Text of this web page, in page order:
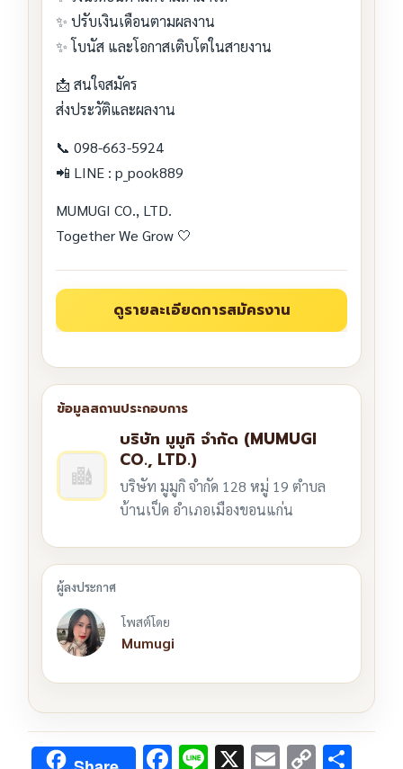
✨ ปรับเงินเดือนตามผลงาน
✨ โบนัส และโอกาสเติบโตในสายงาน
📩 สนใจสมัคร
ส่งประวัติและผลงาน
📞 098-663-5924
📲 LINE : p_pook889
MUMUGI CO., LTD.
Together We Grow 🤍
บริษัท มูมูกิ จำกัด (MUMUGI
CO., LTD.)
บริษัท มูมูกิ จำกัด 128 หมู่ 19 ตำบล
บ้านเป็ด อำเภอเมืองขอนแก่น
โพสต์โดย
Mumugi
F Li X E C